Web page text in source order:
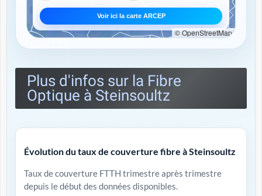
Voir ici la carte ARCEP
© OpenStreetMap
Plus d'infos sur la Fibre
Optique à Steinsoultz
Évolution du taux de couverture fibre à Steinsoultz
Taux de couverture FTTH trimestre après trimestre
depuis le début des données disponibles.